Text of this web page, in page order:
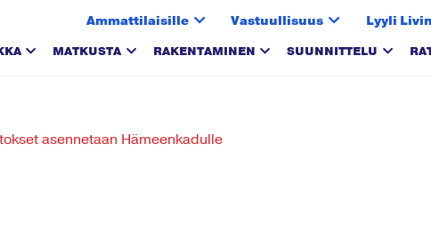
Ammattilaisille Vastuullisuus Lyyli
MATKUSTA RAKENTAMINEN SUUNNITTELU
asennetaan Hämeenkadulle